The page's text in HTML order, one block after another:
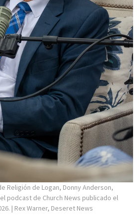
Religión de Logan, Donny Anderson,
podcast de Church News publicado el
| Rex Warner, Deseret News